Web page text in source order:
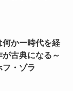
かー時代を経
古典になる～
・ゾラ